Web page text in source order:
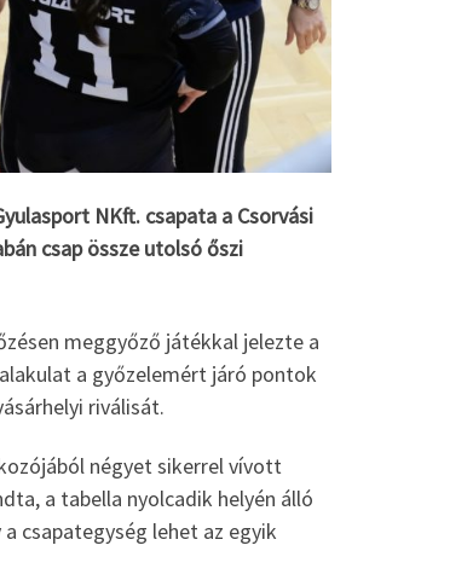
NKft. csapata a Csorvási
csap össze utolsó őszi
meggyőző játékkal jelezte a
a győzelemért járó pontok
riválisát.
négyet sikerrel vívott
a tabella nyolcadik helyén álló
csapategység lehet az egyik